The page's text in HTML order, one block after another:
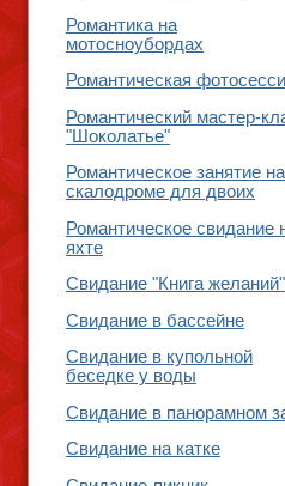
Романтика на
мотосноубордах
Романтическая
Романтический мастер-
"Шоколатье"
Романтическое занятие на
скалодроме для двоих
Романтическое свидание
яхте
Свидание "Книга желаний"
Свидание в бассейне
Свидание в купольной
беседке у воды
Свидание в панорамном
Свидание на катке